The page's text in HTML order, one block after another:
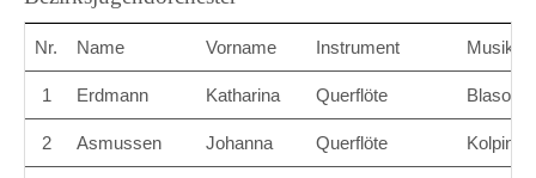
Nr. Name Vorname Instrument
1 Erdmann Katharina Querflöte
2 Asmussen Johanna Querflöte